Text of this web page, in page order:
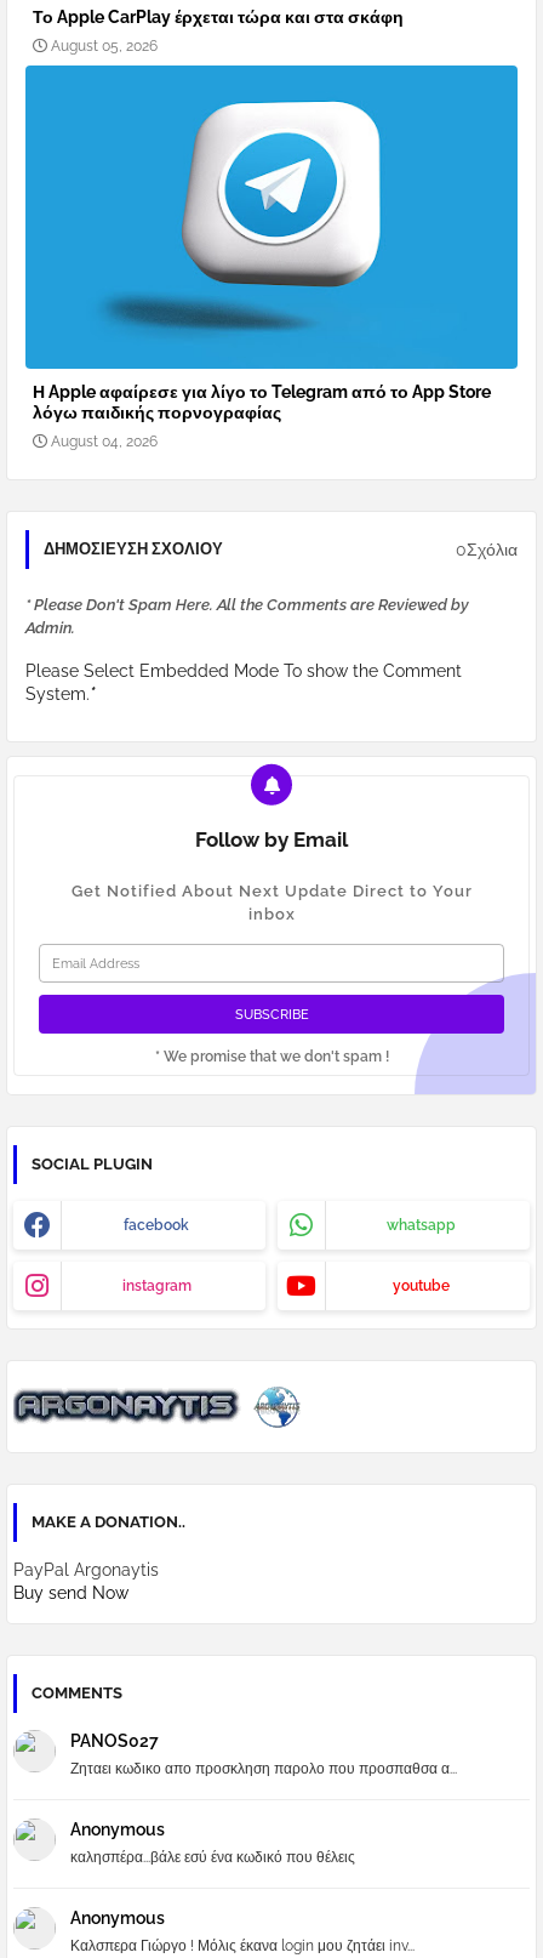
Το Apple CarPlay έρχεται τώρα και στα σκάφη
August 05, 2026
Η Apple αφαίρεσε για λίγο το Telegram από το App Store
λόγω παιδικής πορνογραφίας
August 04, 2026
ΔΗΜΟΣΊΕΥΣΗ ΣΧΟΛΊΟΥ 0Σχόλια
* Please Don't Spam Here. All the Comments are Reviewed by
Admin.
Please Select Embedded Mode To show the Comment
System.*
Follow by Email
Get Notified About Next Update Direct to Your
inbox
* We promise that we don't spam !
SOCIAL PLUGIN
facebook whatsapp
instagram youtube
MAKE A DONATION..
PayPal Argonaytis
Buy send Now
COMMENTS
PANOS027
Ζηταει κωδικο απο προσκληση παρολο που προσπαθσα α...
Anonymous
καλησπέρα...βάλε εσύ ένα κωδικό που θέλεις
Anonymous
Καλσπερα Γιώργο ! Μόλις έκανα login μου ζητάει inv...